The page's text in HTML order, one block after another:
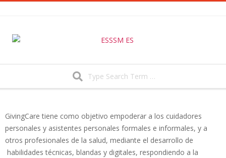
Menu
GivingCare tiene como objetivo empoderar a los cuidadores
personales y asistentes personales formales e informales, y a
otros profesionales de la salud, mediante el desarrollo de
habilidades técnicas, blandas y digitales, respondiendo a la